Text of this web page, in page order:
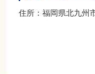
住所：福岡県北九州